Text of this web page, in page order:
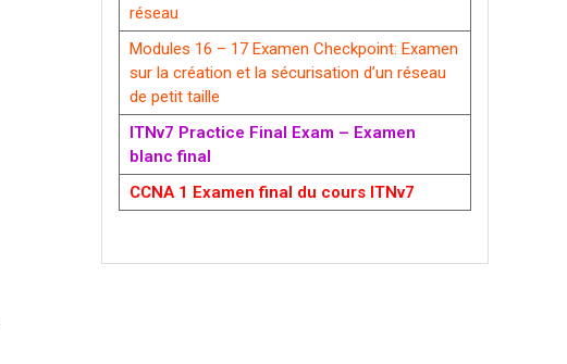
réseau
Modules 16 – 17 Examen Checkpoint: Examen
sur la création et la sécurisation d’un réseau
de petit taille
ITNv7 Practice Final Exam – Examen
blanc final
CCNA 1 Examen final du cours ITNv7